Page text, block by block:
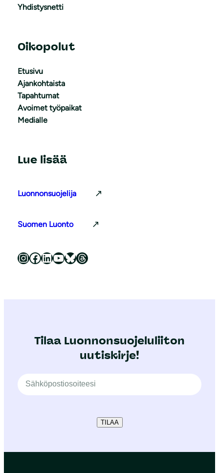
Yhdistysnetti
Oikopolut
Etusivu
Ajankohtaista
Tapahtumat
Avoimet työpaikat
Medialle
Lue lisää
Luonnonsuojelija
Suomen Luonto
Luonnonsuojeluliitto Instagramissa Luonnonsuojeluliitto Facebookissa Luonnonsuojeluliitto LinkedInissä Luonnonsuojeluliiton YouTube-kanava Luonnonsuojeluliitto Blueskyssa Luonnonsuojeluliitto Threadsissa
Tilaa Luonnonsuojeluliiton
uutiskirje!
TILAA